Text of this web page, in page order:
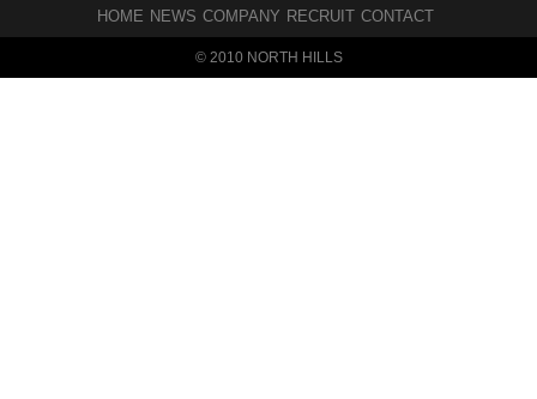
HOME NEWS COMPANY RECRUIT CONTACT
© 2010 NORTH HILLS